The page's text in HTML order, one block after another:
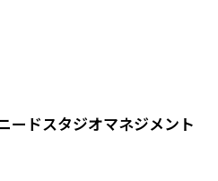
ドスタジオマネジメント